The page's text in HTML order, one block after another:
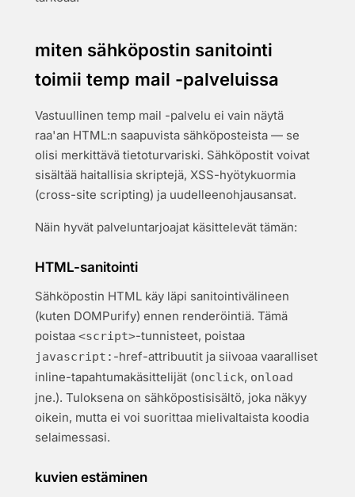
miten sähköpostin sanitointi
toimii temp mail -palveluissa
Vastuullinen temp mail -palvelu ei vain näytä
raa'an HTML:n saapuvista sähköposteista — se
olisi merkittävä tietoturvariski. Sähköpostit voivat
sisältää haitallisia skriptejä, XSS-hyötykuormia
(cross-site scripting) ja uudelleenohjausansat.
Näin hyvät palveluntarjoajat käsittelevät tämän:
HTML-sanitointi
Sähköpostin HTML käy läpi sanitointivälineen
(kuten DOMPurify) ennen renderöintiä. Tämä
poistaa <script>-tunnisteet, poistaa
javascript: -href-attribuutit ja siivoaa vaaralliset
inline-tapahtumakäsittelijät (onclick, onload
jne.). Tuloksena on sähköpostisisältö, joka näkyy
oikein, mutta ei voi suorittaa mielivaltaista koodia
selaimessasi.
kuvien estäminen